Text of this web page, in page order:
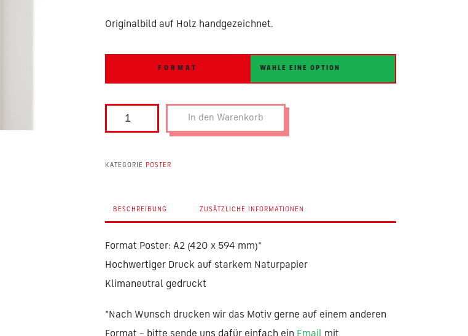
Originalbild auf Holz handgezeichnet.
FORMAT
r
o
s
t
u
In den Warenkorb
KATEGORIE POSTER
BESCHREIBUNG ZUSÄTZLICHE INFORMATIONEN
Format Poster: A2 (420 x 594 mm)*
Hochwertiger Druck auf starkem Naturpapier
Klimaneutral gedruckt
*Nach Wunsch drucken wir das Motiv gerne auf einem anderen